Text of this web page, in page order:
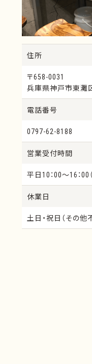
住所
〒658-0031
兵庫県神戸市東灘
電話番号
0797-62-8188
営業受付時間
平日10：00～16：
休業日
土日・祝日（その他